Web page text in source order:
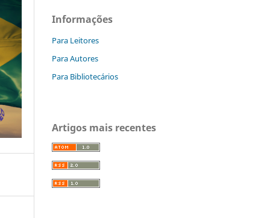
Informações
Para Leitores
Para Autores
Para Bibliotecários
Artigos mais recentes